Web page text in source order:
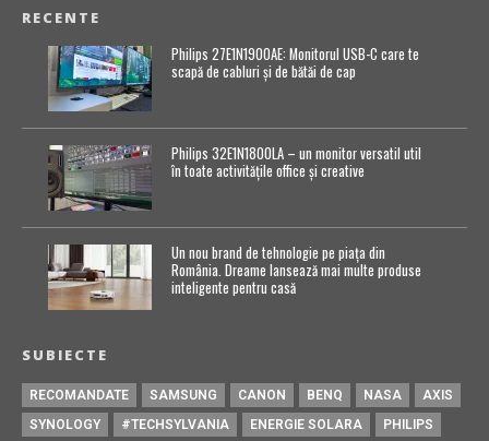
RECENTE
Philips 27E1N1900AE: Monitorul USB-C care te
scapă de cabluri și de bătăi de cap
Philips 32E1N1800LA – un monitor versatil util
în toate activitățile office și creative
Un nou brand de tehnologie pe piața din
România. Dreame lansează mai multe produse
inteligente pentru casă
SUBIECTE
RECOMANDATE SAMSUNG CANON BENQ NASA
AXIS
SYNOLOGY
#TECHSYLVANIA ENERGIE SOLARA PHILIPS